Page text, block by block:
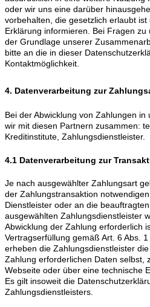
oder wir uns eine darüber
vorbehalten, die gesetzlich erlaubt
Erklärung informieren. Bei Fragen
der Grundlage unserer
bitte an die in dieser
Kontaktmöglichkeit.
4. Datenverarbeitung zur
Bei der Abwicklung von Zahlungen
wir mit diesen Partnern zusammen:
Kreditinstitute, Zahlungsdienstleister.
4.1 Datenverarbeitung zur
Je nach ausgewählter Zahlungsart
der Zahlungstransaktion
Dienstleister oder an die
ausgewählten Zahlungsdienstleister
Abwicklung der Zahlung erforderlich
Vertragserfüllung gemäß Art. 6 Abs.
erheben die Zahlungsdienstleister
Zahlung erforderlichen Daten selbst,
Webseite oder über eine technische
Es gilt insoweit die
Zahlungsdienstleisters.